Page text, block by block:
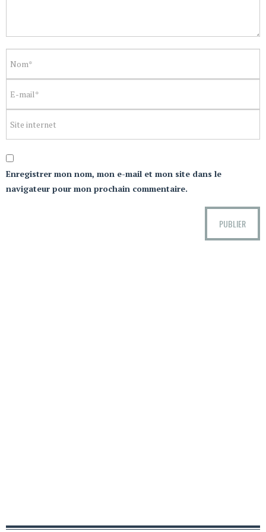
Enregistrer mon nom, mon e-mail et mon site dans le
navigateur pour mon prochain commentaire.